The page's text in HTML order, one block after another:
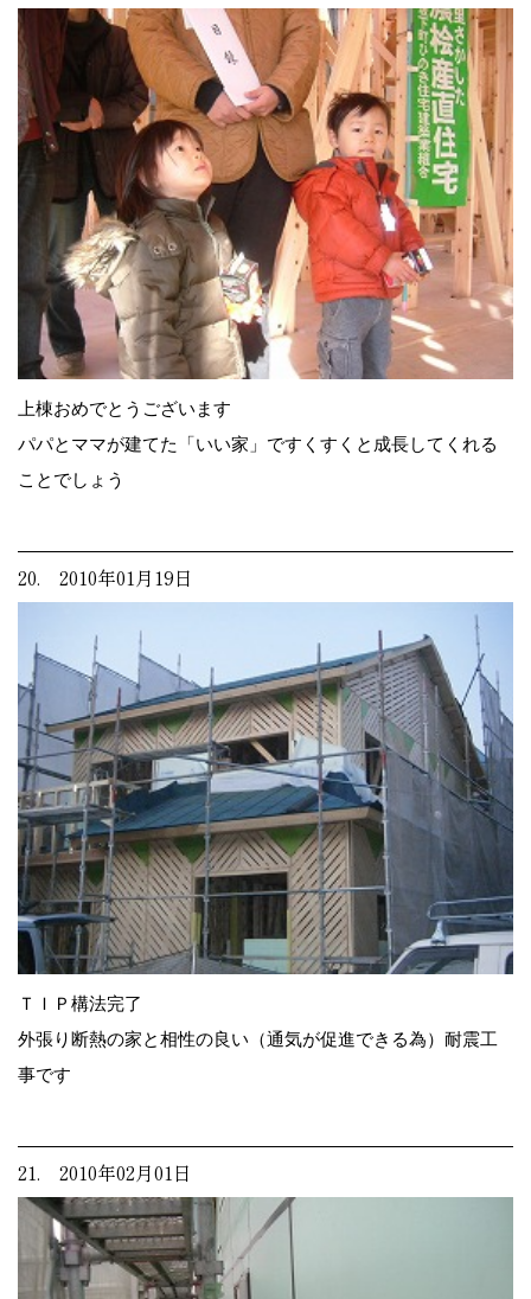
上棟おめでとうございます
パパとママが建てた「いい家」ですくすくと成長してくれる
ことでしょう
20. 2010年01月19日
ＴＩＰ構法完了
外張り断熱の家と相性の良い（通気が促進できる為）耐震工
事です
21. 2010年02月01日